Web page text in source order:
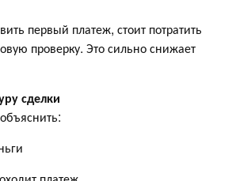
первый платеж, стоит потратить
проверку. Это сильно снижает
сделки